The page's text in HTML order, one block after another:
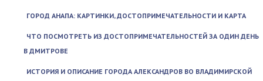
ГОРОД АНАПА: КАРТИНКИ, ДОСТОПРИМЕЧАТЕЛЬНОСТИ И КАРТА
ЧТО ПОСМОТРЕТЬ ИЗ ДОСТОПРИМЕЧАТЕЛЬНОСТЕЙ ЗА ОДИН ДЕНЬ
В ДМИТРОВЕ
ИСТОРИЯ И ОПИСАНИЕ ГОРОДА АЛЕКСАНДРОВ ВО ВЛАДИМИРСКОЙ